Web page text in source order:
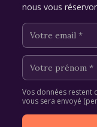
nous vous
Vos données restent
vous sera envoyé